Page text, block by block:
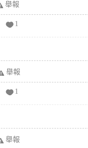
舉報
1
舉報
1
舉報